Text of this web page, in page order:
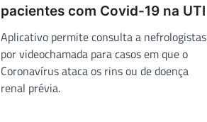
pacientes com Covid-19 na UTI
Aplicativo permite consulta a nefrologistas
por videochamada para casos em que o
Coronavírus ataca os rins ou de doença
renal prévia.